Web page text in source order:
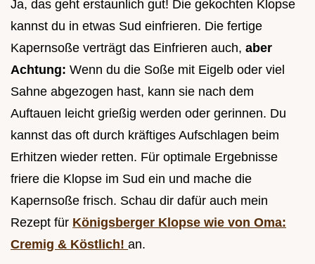
Ja, das geht erstaunlich gut! Die gekochten Klopse
kannst du in etwas Sud einfrieren. Die fertige
Kapernsoße verträgt das Einfrieren auch, aber
Achtung: Wenn du die Soße mit Eigelb oder viel
Sahne abgezogen hast, kann sie nach dem
Auftauen leicht grießig werden oder gerinnen. Du
kannst das oft durch kräftiges Aufschlagen beim
Erhitzen wieder retten. Für optimale Ergebnisse
friere die Klopse im Sud ein und mache die
Kapernsoße frisch. Schau dir dafür auch mein
Rezept für Königsberger Klopse wie von Oma:
Cremig & Köstlich! an.